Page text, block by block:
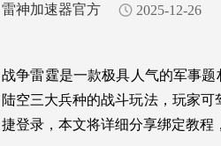
雷神加速器官方 2025-12-26
战争雷霆是一款极具人气的军事
陆空三大兵种的战斗玩法，玩家可
捷登录，本文将详细分享绑定教程